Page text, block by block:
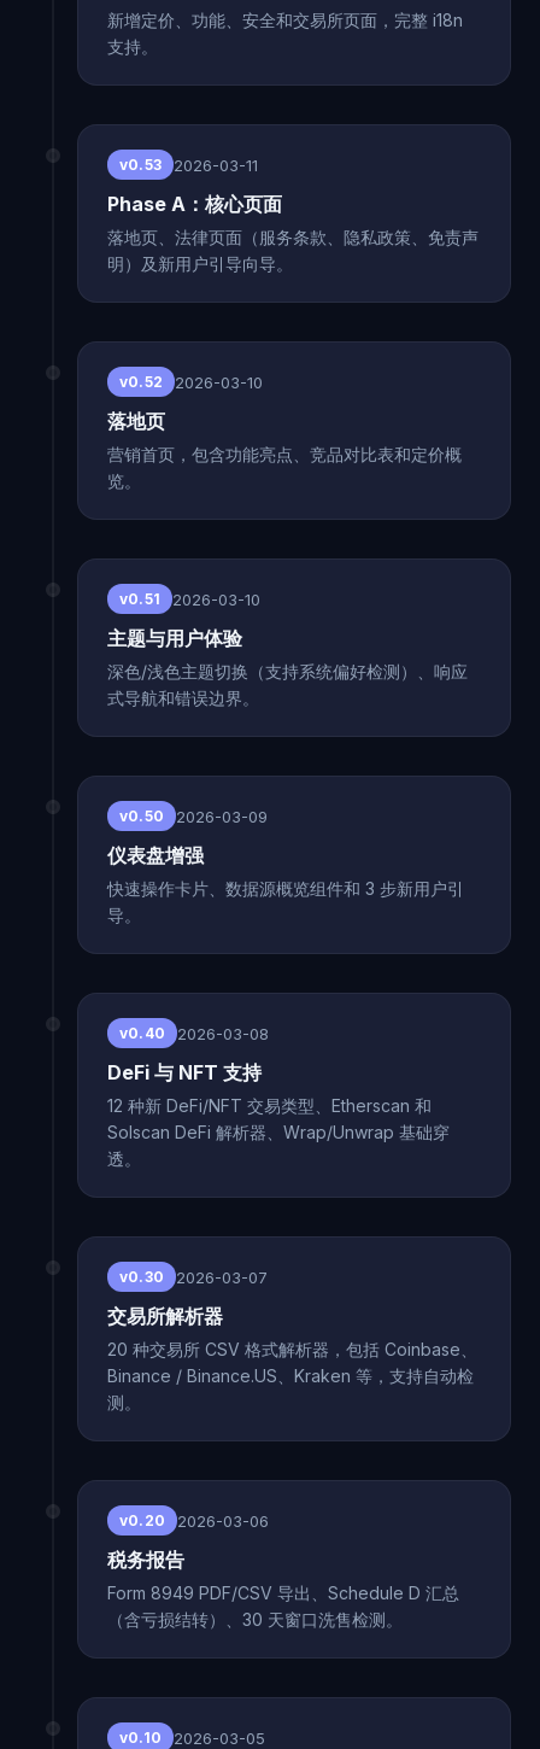
新增定价、功能、安全和交易所页面，完整 i18n
支持。
v0.53 2026-03-11
Phase A：核心页面
落地页、法律页面（服务条款、隐私政策、免责声
明）及新用户引导向导。
v0.52 2026-03-10
落地页
营销首页，包含功能亮点、竞品对比表和定价概
览。
v0.51 2026-03-10
主题与用户体验
深色/浅色主题切换（支持系统偏好检测）、响应
式导航和错误边界。
v0.50 2026-03-09
仪表盘增强
快速操作卡片、数据源概览组件和 3 步新用户引
导。
v0.40 2026-03-08
DeFi 与 NFT 支持
12 种新 DeFi/NFT 交易类型、Etherscan 和
Solscan DeFi 解析器、Wrap/Unwrap 基础穿
透。
v0.30 2026-03-07
交易所解析器
20 种交易所 CSV 格式解析器，包括 Coinbase、
Binance / Binance.US、Kraken 等，支持自动检
测。
v0.20 2026-03-06
税务报告
Form 8949 PDF/CSV 导出、Schedule D 汇总
（含亏损结转）、30 天窗口洗售检测。
v0.10 2026-03-05